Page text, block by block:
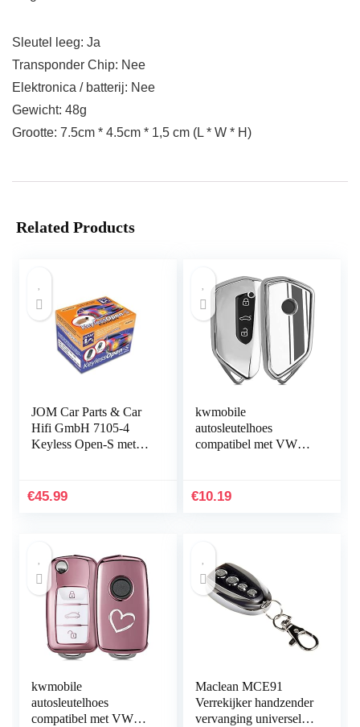
Sleutel leeg: Ja
Transponder Chip: Nee
Elektronica / batterij: Nee
Gewicht: 48g
Grootte: 7.5cm * 4.5cm * 1,5 cm (L * W * H)
Related Products
JOM Car Parts & Car
Hifi GmbH 7105-4
Keyless Open-S met
centrale
€45.99
kwmobile
autosleutelhoes
compatibel met VW
beschermhoes –
€10.19
kwmobile
autosleutelhoes
compatibel met VW
Maclean MCE91
Verrekijker handzender
vervanging universele